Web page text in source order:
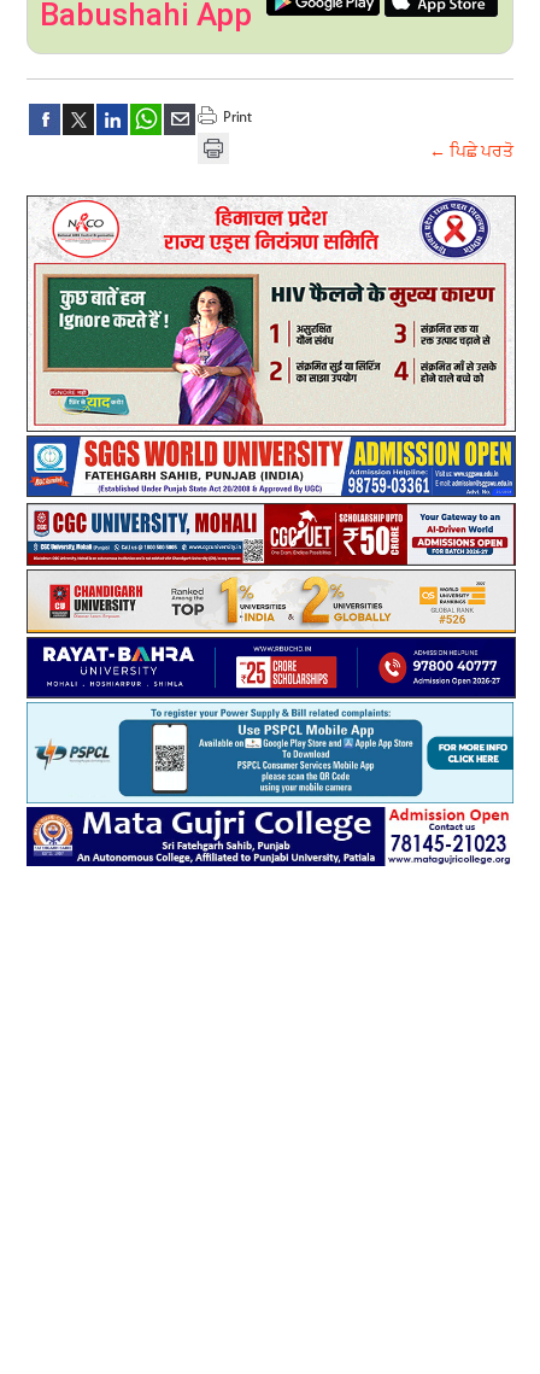
Babushahi App
← ਪਿਛੇ ਪਰਤੋ